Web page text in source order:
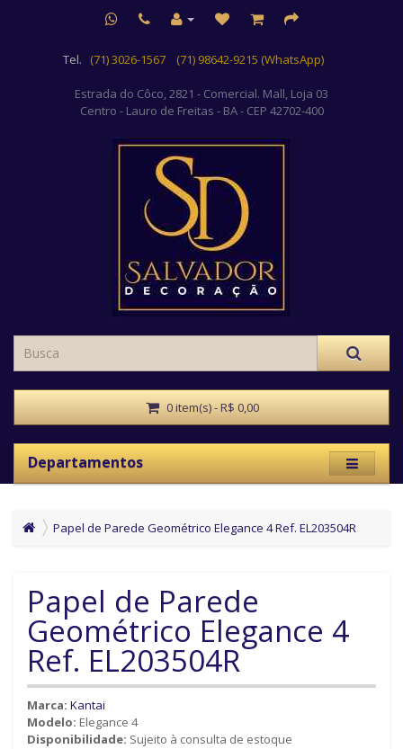
Tel. (71) 3026-1567 (71) 98642-9215 (WhatsApp)
Estrada do Côco, 2821 - Comercial. Mall, Loja 03
Centro - Lauro de Freitas - BA - CEP 42702-400
0 item(s) - R$ 0,00
Departamentos
Papel de Parede Geométrico Elegance 4 Ref. EL203504R
Papel de Parede
Geométrico Elegance 4
Ref. EL203504R
Marca: Kantai
Modelo: Elegance 4
Disponibilidade: Sujeito à consulta de estoque